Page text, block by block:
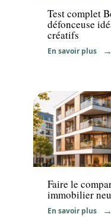
Test complet
défonceuse
créatifs
En savoir plus
Immo
Faire le
immobilier
En savoir plus